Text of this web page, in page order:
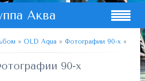
Аква
» OLD Aqua » Фотографии 90-х »
90-х